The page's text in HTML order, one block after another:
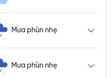
Mưa phùn nhẹ
Mưa phùn nhẹ